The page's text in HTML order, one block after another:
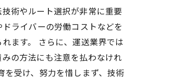
術やルート選択が非常に重要
ライバーの労働コストなどを
ます。 さらに、運送業界では
の方法にも注意を払わなけれ
受け、努力を惜しまず、技術